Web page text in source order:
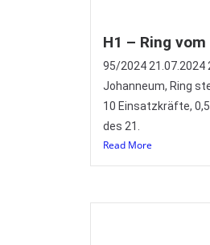
H1 – Ring
95/2024 21.07.2024
Johanneum, Ring
10 Einsatzkräfte,
des 21.
Read More